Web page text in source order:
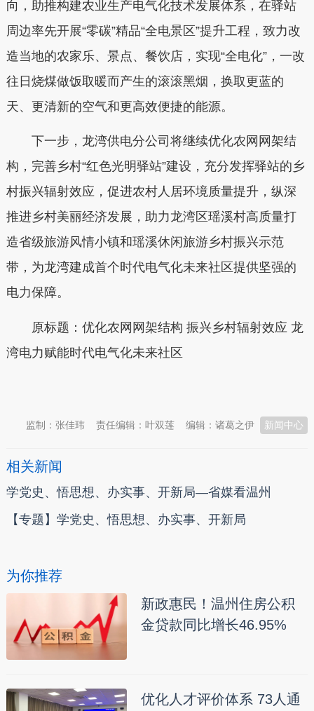
向，助推构建农业生产电气化技术发展体系，在驿站
周边率先开展“零碳”精品“全电景区”提升工程，致力改
造当地的农家乐、景点、餐饮店，实现“全电化”，一改
往日烧煤做饭取暖而产生的滚滚黑烟，换取更蓝的
天、更清新的空气和更高效便捷的能源。
下一步，龙湾供电分公司将继续优化农网网架结
构，完善乡村“红色光明驿站”建设，充分发挥驿站的乡
村振兴辐射效应，促进农村人居环境质量提升，纵深
推进乡村美丽经济发展，助力龙湾区瑶溪村高质量打
造省级旅游风情小镇和瑶溪休闲旅游乡村振兴示范
带，为龙湾建成首个时代电气化未来社区提供坚强的
电力保障。
原标题：优化农网网架结构 振兴乡村辐射效应 龙
湾电力赋能时代电气化未来社区
新闻中心
编辑：诸葛之伊
责任编辑：叶双莲
监制：张佳玮
相关新闻
学党史、悟思想、办实事、开新局—省媒看温州
【专题】学党史、悟思想、办实事、开新局
为你推荐
新政惠民！温州住房公积
金贷款同比增长46.95%
优化人才评价体系 73人通